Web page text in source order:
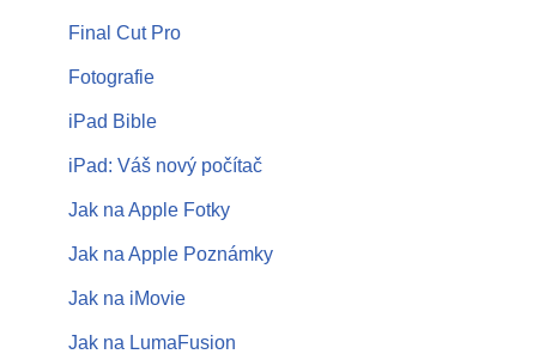
Final Cut Pro
Fotografie
iPad Bible
iPad: Váš nový počítač
Jak na Apple Fotky
Jak na Apple Poznámky
Jak na iMovie
Jak na LumaFusion